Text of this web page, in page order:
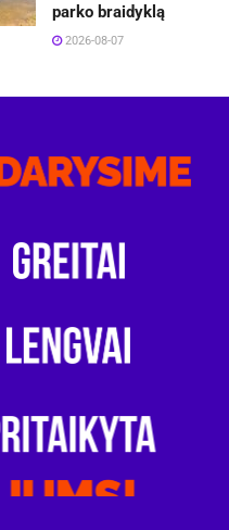
parko braidyklą
2026-08-07